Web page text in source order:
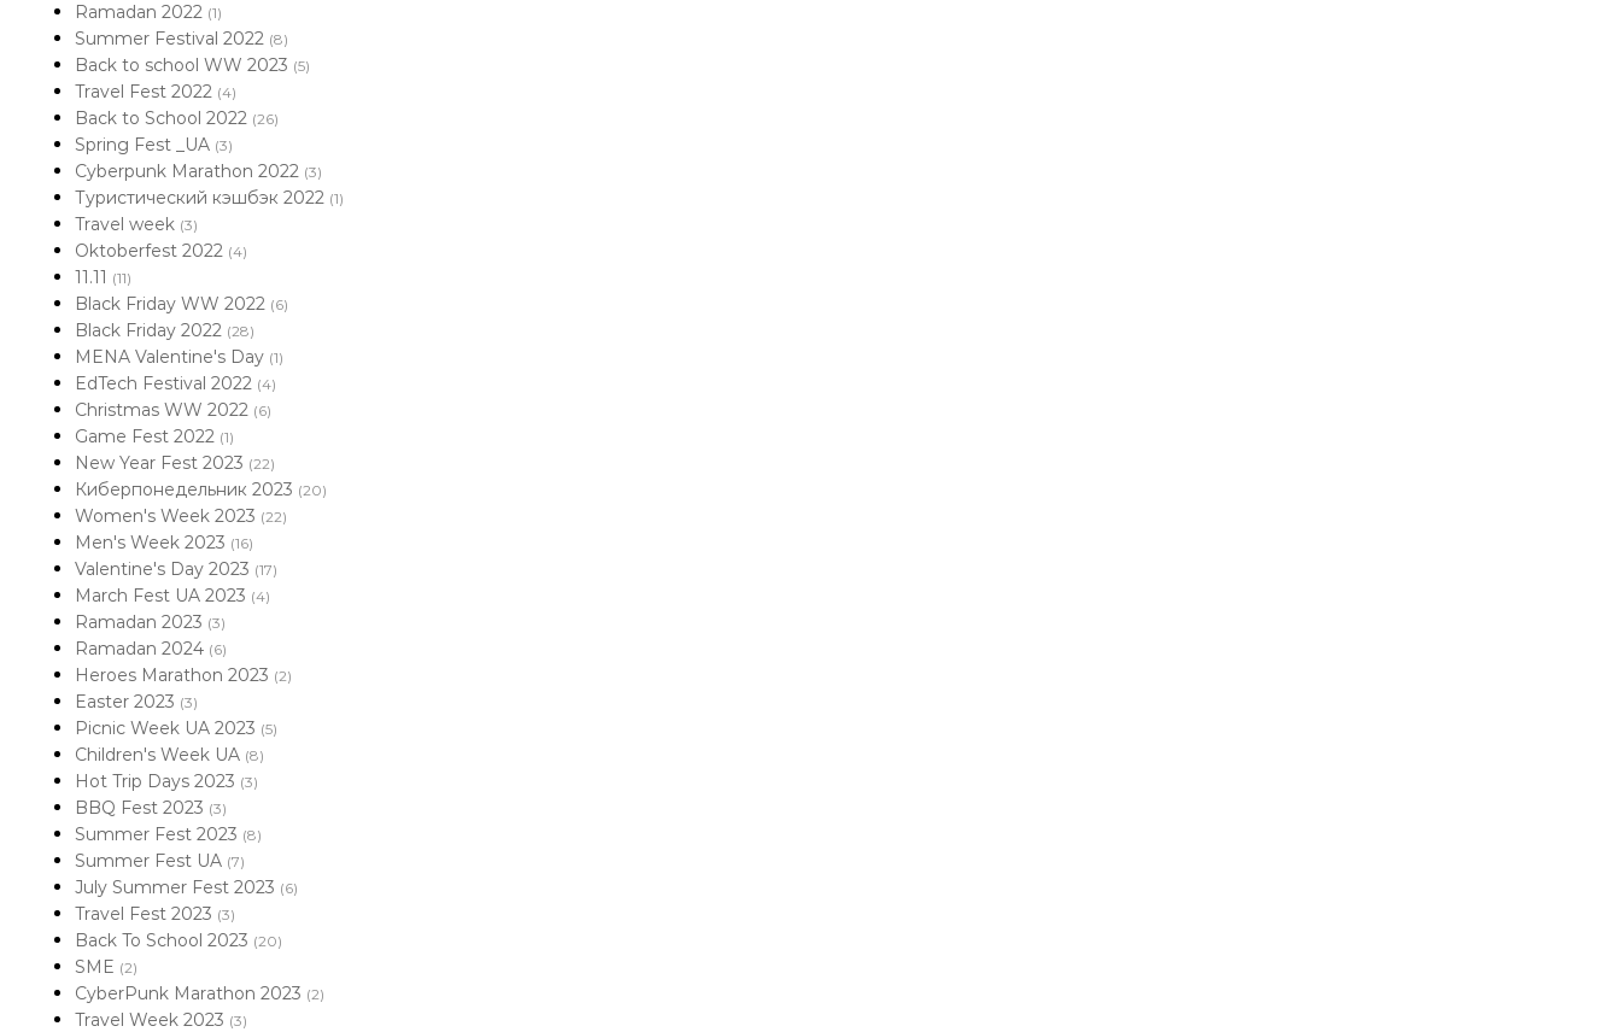
Ramadan 2022 (1)
Summer Festival 2022 (8)
Back to school WW 2023 (5)
Travel Fest 2022 (4)
Back to School 2022 (26)
Spring Fest _UA (3)
Cyberpunk Marathon 2022 (3)
Туристический кэшбэк 2022 (1)
Travel week (3)
Oktoberfest 2022 (4)
11.11 (11)
Black Friday WW 2022 (6)
Black Friday 2022 (28)
MENA Valentine's Day (1)
EdTech Festival 2022 (4)
Christmas WW 2022 (6)
Game Fest 2022 (1)
New Year Fest 2023 (22)
Киберпонедельник 2023 (20)
Women's Week 2023 (22)
Men's Week 2023 (16)
Valentine's Day 2023 (17)
March Fest UA 2023 (4)
Ramadan 2023 (3)
Ramadan 2024 (6)
Heroes Marathon 2023 (2)
Easter 2023 (3)
Picnic Week UA 2023 (5)
Children's Week UA (8)
Hot Trip Days 2023 (3)
BBQ Fest 2023 (3)
Summer Fest 2023 (8)
Summer Fest UA (7)
July Summer Fest 2023 (6)
Travel Fest 2023 (3)
Back To School 2023 (20)
SME (2)
CyberPunk Marathon 2023 (2)
Travel Week 2023 (3)